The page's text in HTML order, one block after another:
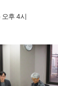
후 4시